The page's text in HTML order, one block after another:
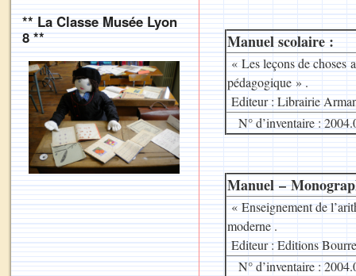
Manuel scolaire :
« Les leçons de choses
pédagogique » .
Editeur : Librairie
N° d’inventaire :
Manuel –
« Enseignement de
moderne .
Editeur : Editions
N° d’inventaire :
** La Classe Musée Lyon
8 **